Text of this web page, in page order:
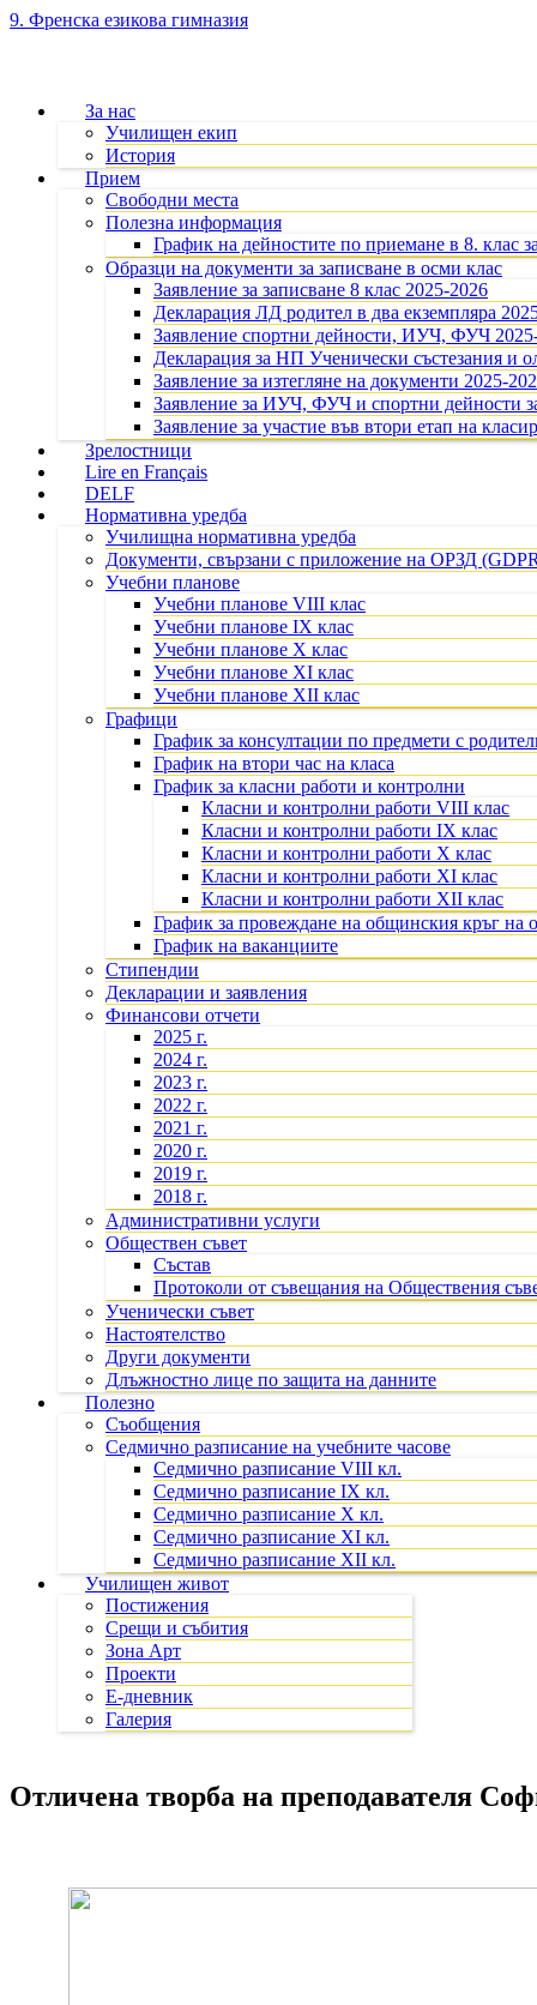
9. Френска езикова гимназия
За нас
Училищен екип
История
Прием
Свободни места
Полезна информация
График на дейностите по приемане в 8. клас
Образци на документи за записване в осми клас
Заявление за записване 8 клас 2025-2026
Декларация ЛД родител в два екземпляра
Заявление спортни дейности, ИУЧ, ФУЧ
Декларация за НП Ученически състезания и
Заявление за изтегляне на документи 2025-
Заявление за ИУЧ, ФУЧ и спортни дейности
Заявление за участие във втори етап на
Зрелостници
Lire en Français
DELF
Нормативна уредба
Училищна нормативна уредба
Документи, свързани с приложение на ОРЗД
Учебни планове
Учебни планове VIII клас
Учебни планове IX клас
Учебни планове X клас
Учебни планове XI клас
Учебни планове XII клас
Графици
График за консултации по предмети с
График на втори час на класа
График за класни работи и контролни
Класни и контролни работи VIII клас
Класни и контролни работи IX клас
Класни и контролни работи X клас
Класни и контролни работи XI клас
Класни и контролни работи XII клас
График за провеждане на общинския кръг на
График на ваканциите
Стипендии
Декларации и заявления
Финансови отчети
2025 г.
2024 г.
2023 г.
2022 г.
2021 г.
2020 г.
2019 г.
2018 г.
Административни услуги
Обществен съвет
Състав
Протоколи от съвещания на Обществения
Ученически съвет
Настоятелство
Други документи
Длъжностно лице по защита на данните
Полезно
Съобщения
Седмично разписание на учебните часове
Седмично разписание VIII кл.
Седмично разписание IX кл.
Седмично разписание X кл.
Седмично разписание XI кл.
Седмично разписание XII кл.
Училищен живот
Постижения
Срещи и събития
Зона Арт
Проекти
Е-дневник
Галерия
Отличена творба на преподавателя